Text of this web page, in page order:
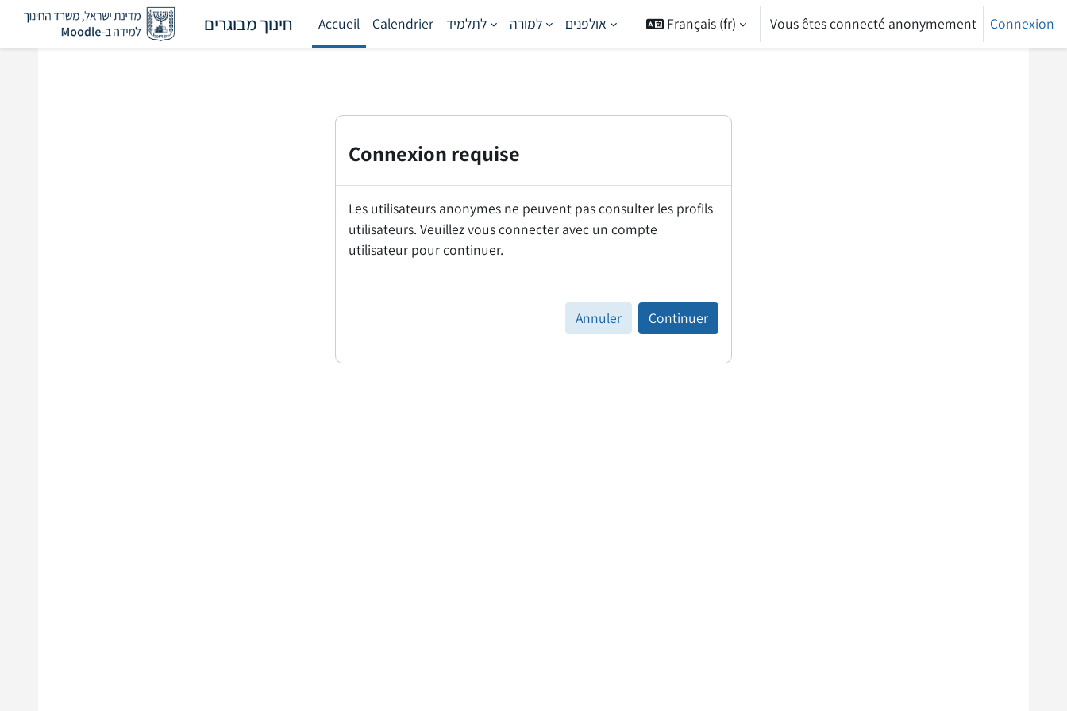
Passer au contenu principal
חינוך מבוגרים Accueil Calendrier לתלמיד למורה אולפנים Français ‎(fr)‎ Vous êtes connecté anonymement Connexion
Connexion requise
Les utilisateurs anonymes ne peuvent pas consulter les profils
utilisateurs. Veuillez vous connecter avec un compte
utilisateur pour continuer.
Annuler Continuer